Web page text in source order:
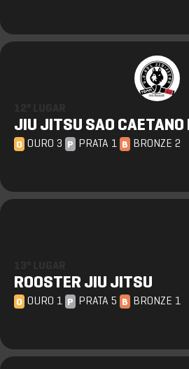
JIU JITSU SAO CAETANO
O OURO 3 P PRATA 1 B BRONZE 2
ROOSTER JIU JITSU
O OURO 1 P PRATA 5 B BRONZE 1